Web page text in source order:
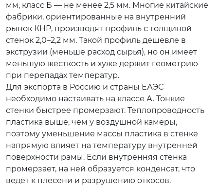
мм, класс Б — не менее 2,5 мм. Многие китайские
фабрики, ориентированные на внутренний
рынок КНР, производят профиль с толщиной
стенок 2,0–2,2 мм. Такой профиль дешевле в
экструзии (меньше расход сырья), но он имеет
меньшую жесткость и хуже держит геометрию
при перепадах температур.
Для экспорта в Россию и страны ЕАЭС
необходимо настаивать на классе А. Тонкие
стенки быстрее промерзают. Теплопроводность
пластика выше, чем у воздушной камеры,
поэтому уменьшение массы пластика в стенке
напрямую влияет на температуру внутренней
поверхности рамы. Если внутренняя стенка
промерзает, на ней образуется конденсат, что
ведет к плесени и разрушению откосов.